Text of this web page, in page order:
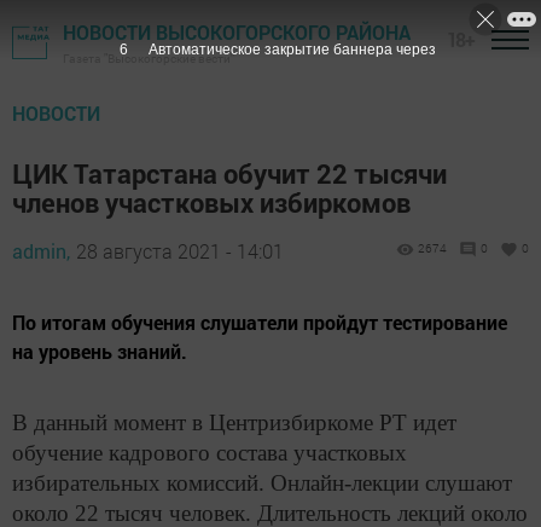
НОВОСТИ ВЫСОКОГОРСКОГО РАЙОНА
Газета "Высокогорские вести"
НОВОСТИ
ЦИК Татарстана обучит 22 тысячи
членов участковых избиркомов
admin, 28 августа 2021 - 14:01 2674 0 0
По итогам обучения слушатели пройдут тестирование
на уровень знаний.
В данный момент в Центризбиркоме РТ идет
обучение кадрового состава участковых
избирательных комиссий. Онлайн-лекции слушают
около 22 тысяч человек. Длительность лекций около
5 Автоматическое закрытие баннера через